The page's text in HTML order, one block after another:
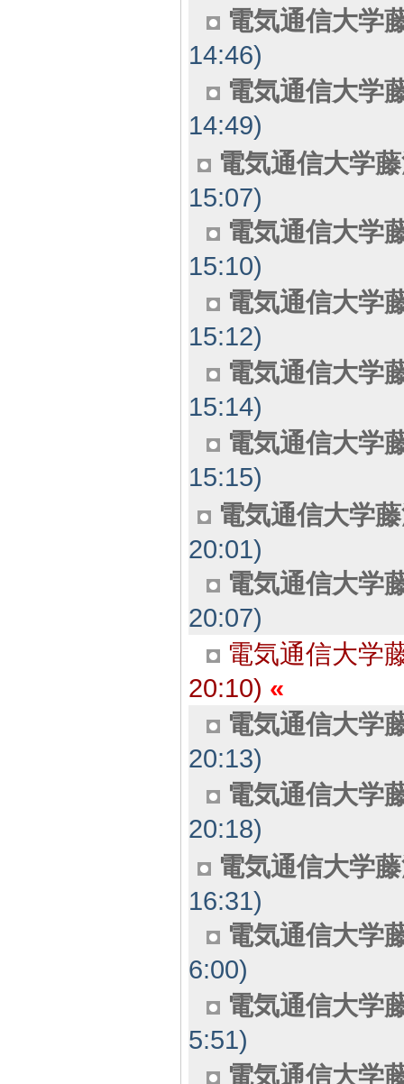
電気通信大学
14:46)
電気通信大学
14:49)
電気通信大学
15:07)
電気通信大学
15:10)
電気通信大学
15:12)
電気通信大学
15:14)
電気通信大学
15:15)
電気通信大学
20:01)
電気通信大学
20:07)
電気通信大学
20:10)
電気通信大学
20:13)
電気通信大学
20:18)
電気通信大学
16:31)
電気通信大学
6:00)
電気通信大学
5:51)
電気通信大学